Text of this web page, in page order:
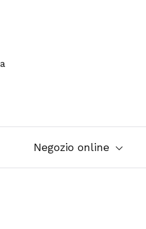
Negozio online